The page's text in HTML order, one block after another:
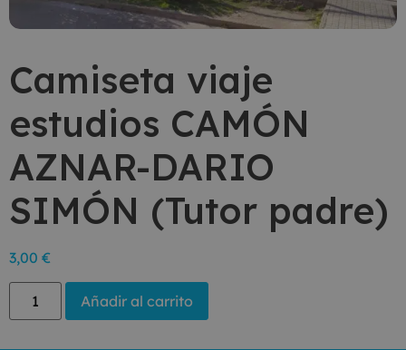
Camiseta viaje
estudios CAMÓN
AZNAR-DARIO
SIMÓN (Tutor padre)
3,00 €
Añadir al carrito